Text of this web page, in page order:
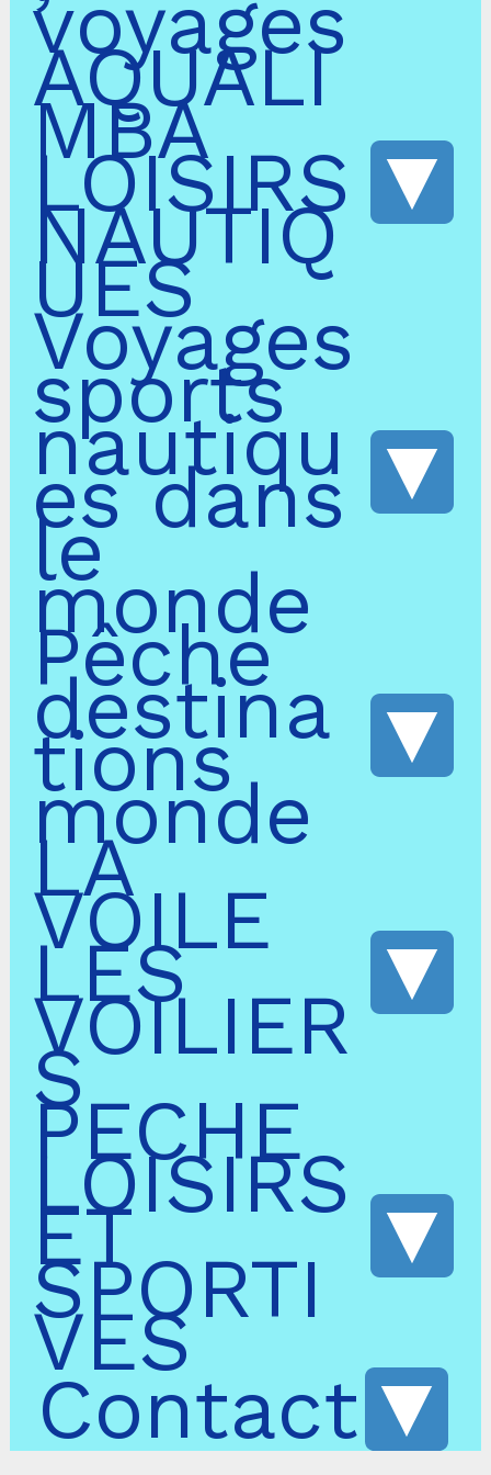
voyages
AQUALI
MBA
LOISIRS
NAUTIQ
UES
Voyages
sports
nautiqu
es dans
le
monde
Pêche
destina
tions
monde
LA
VOILE
LES
VOILIER
S
PECHE
LOISIRS
ET
SPORTI
VES
Contact